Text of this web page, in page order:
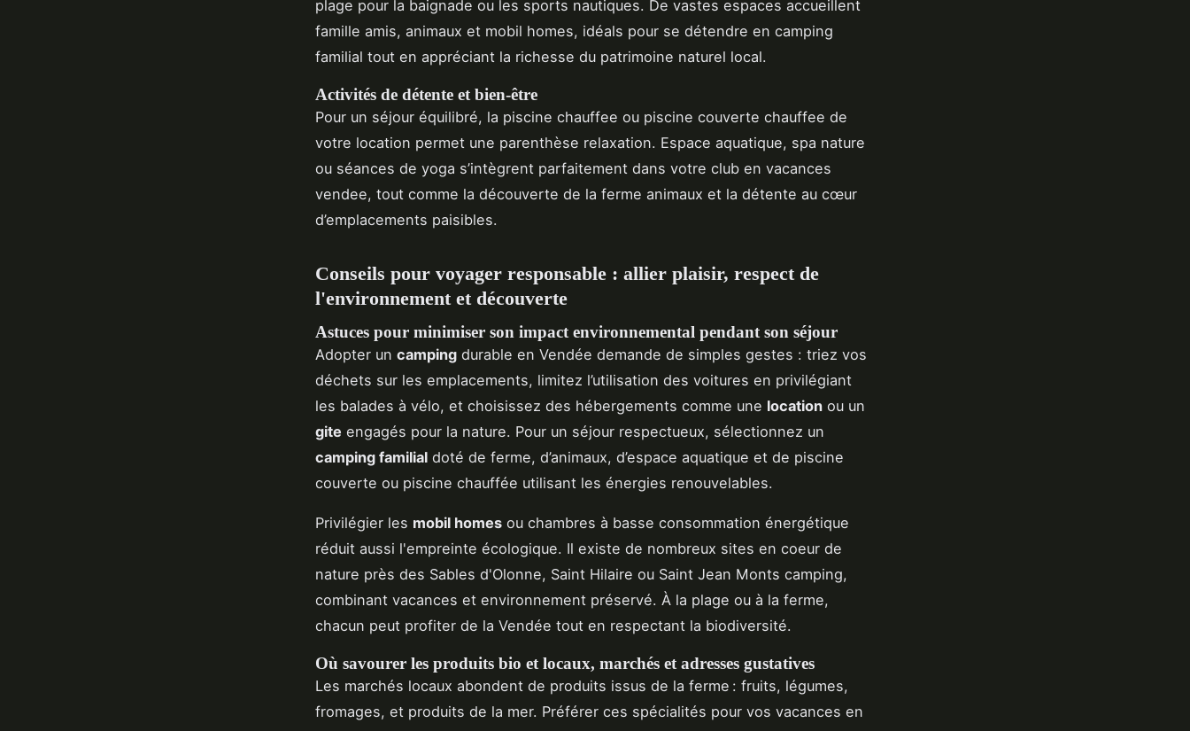
plage pour la baignade ou les sports nautiques. De vastes espaces accueillent
famille amis, animaux et mobil homes, idéals pour se détendre en camping
familial tout en appréciant la richesse du patrimoine naturel local.
Activités de détente et bien-être
Pour un séjour équilibré, la piscine chauffee ou piscine couverte chauffee de
votre location permet une parenthèse relaxation. Espace aquatique, spa nature
ou séances de yoga s’intègrent parfaitement dans votre club en vacances
vendee, tout comme la découverte de la ferme animaux et la détente au cœur
d’emplacements paisibles.
Conseils pour voyager responsable : allier plaisir, respect de
l'environnement et découverte
Astuces pour minimiser son impact environnemental pendant son séjour
Adopter un camping durable en Vendée demande de simples gestes : triez vos
déchets sur les emplacements, limitez l’utilisation des voitures en privilégiant
les balades à vélo, et choisissez des hébergements comme une location ou un
gite engagés pour la nature. Pour un séjour respectueux, sélectionnez un
camping familial doté de ferme, d’animaux, d’espace aquatique et de piscine
couverte ou piscine chauffée utilisant les énergies renouvelables.
Privilégier les mobil homes ou chambres à basse consommation énergétique
réduit aussi l'empreinte écologique. Il existe de nombreux sites en coeur de
nature près des Sables d'Olonne, Saint Hilaire ou Saint Jean Monts camping,
combinant vacances et environnement préservé. À la plage ou à la ferme,
chacun peut profiter de la Vendée tout en respectant la biodiversité.
Où savourer les produits bio et locaux, marchés et adresses gustatives
Les marchés locaux abondent de produits issus de la ferme : fruits, légumes,
fromages, et produits de la mer. Préférer ces spécialités pour vos vacances en